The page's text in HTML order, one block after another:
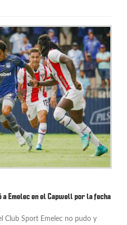
a Emelec en el Capwell por la fecha
Club Sport Emelec no pudo y